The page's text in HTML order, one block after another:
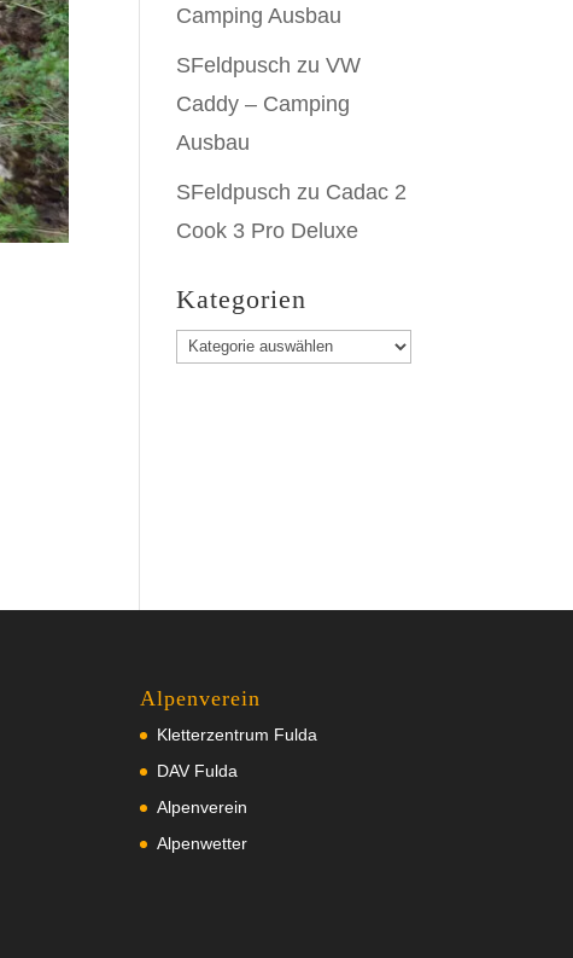
Camping Ausbau
SFeldpusch zuVW
Caddy – Camping
Ausbau
SFeldpusch zu Cadac 2
Cook 3 Pro Deluxe
Kategorien
Kategorien
Alpenverein
Kletterzentrum Fulda
DAV Fulda
Alpenverein
Alpenwetter